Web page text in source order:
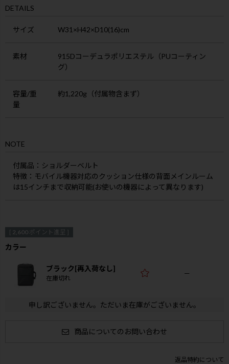
DETAILS
サイズ W31×H42×D10(16)cm
素材
915Dコーデュラポリエステル（PUコーティン
グ）
容量/重
量
約1,220g（付属物含まず）
NOTE
付属品 ：ショルダーベルト
特徴 ：モバイル機器対応のクッション仕様の背面メインルーム
は15インチまで収納可能(お使いの機器によって異なります)
[ 2,600 ポイント進呈 ]
カラー
ブラック[再入荷なし]
在庫切れ
—
申し訳ございません。ただいま在庫がございません。
商品についてのお問い合わせ
返品特約について